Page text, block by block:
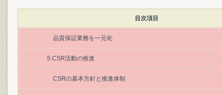
目次項目
品質保証業務を一元化
5 CSR活動の推進
CSRの基本方針と推進体制